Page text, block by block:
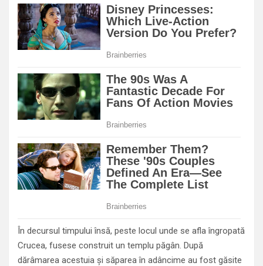
În decursul timpului însă, peste locul unde se afla îngropată
Crucea, fusese construit un templu păgân. După
dărâmarea acestuia şi săparea în adâncime au fost găsite